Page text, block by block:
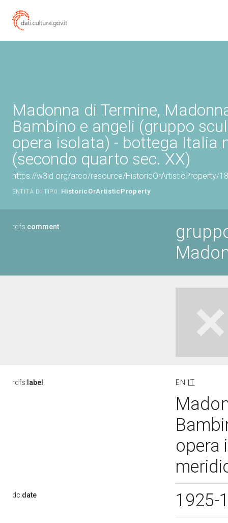
Madonna di Termine,
Bambino e angeli (gruppo
opera isolata) - bottega Italia
(secondo quarto sec. XX)
https://w3id.org/arco/resource/HistoricOrArtisticProperty/
ENTITÀ DI TIPO: HistoricOrArtisticProperty
rdfs:comment
rdfs: label EN IT
opera
dc:date 1925-